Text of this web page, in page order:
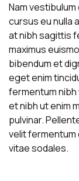
Nam vestibulum
cursus eu nulla
at nibh sagittis
maximus
bibendum et
eget enim
fermentum nibh
et nibh ut enim
pulvinar.
velit
vitae sodales.